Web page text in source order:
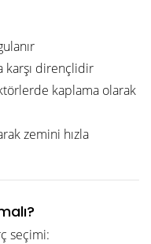
karşı dirençlidir
kaplama olarak
zemini hızla
seçimi: